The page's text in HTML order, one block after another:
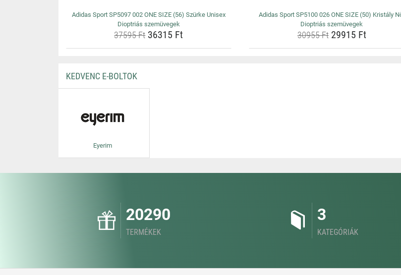
Adidas Sport SP5097 002 ONE SIZE (56) Szürke Unisex
Dioptriás szemüvegek
37595 Ft36315 Ft
Adidas Sport SP5100 026 ONE SIZE (50) Kristály
Dioptriás szemüvegek
30955 Ft29915 Ft
KEDVENC E-BOLTOK
Eyerim
20290
TERMÉKEK
3
KATEGÓRIÁK